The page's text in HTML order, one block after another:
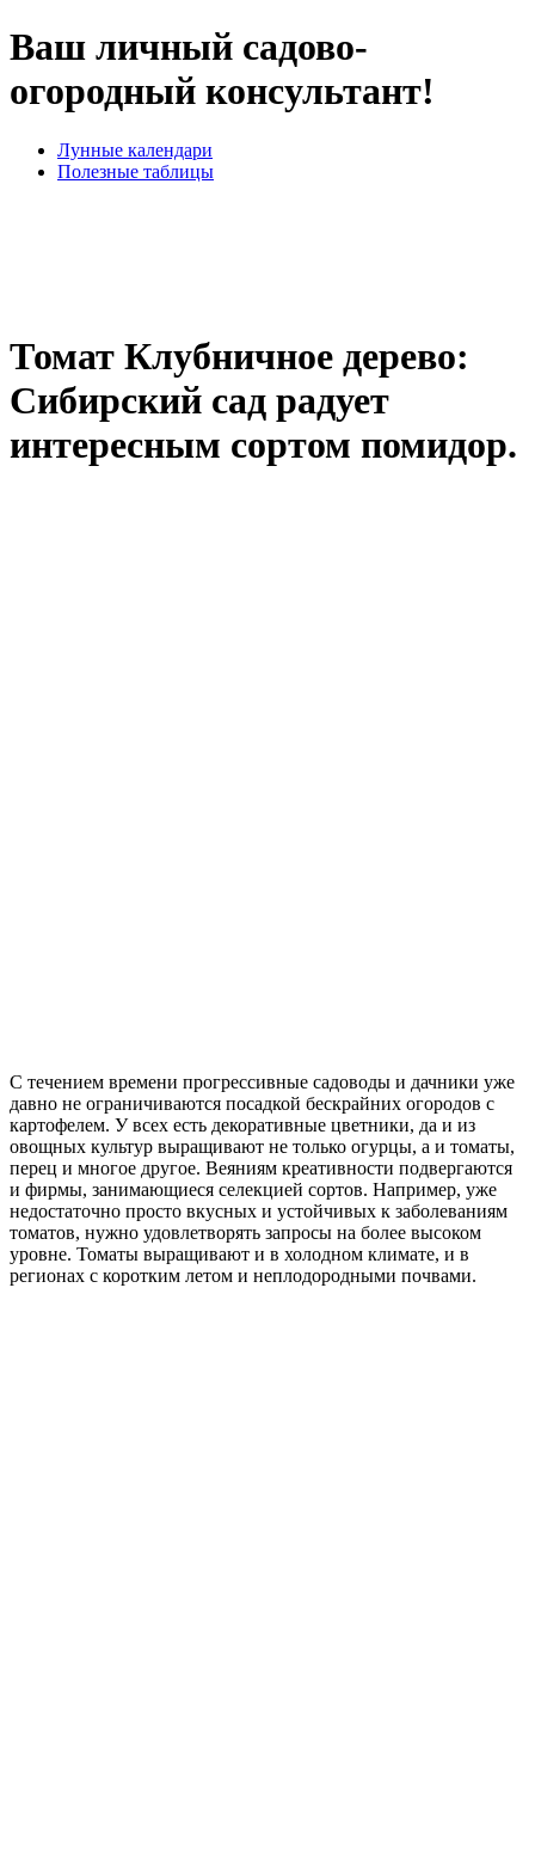
Ваш личный садово-
огородный консультант!
Лунные календари
Полезные таблицы
Томат Клубничное дерево:
Сибирский сад радует
интересным сортом помидор.
С течением времени прогрессивные садоводы и дачники уже
давно не ограничиваются посадкой бескрайних огородов с
картофелем. У всех есть декоративные цветники, да и из
овощных культур выращивают не только огурцы, а и томаты,
перец и многое другое. Веяниям креативности подвергаются
и фирмы, занимающиеся селекцией сортов. Например, уже
недостаточно просто вкусных и устойчивых к заболеваниям
томатов, нужно удовлетворять запросы на более высоком
уровне. Томаты выращивают и в холодном климате, и в
регионах с коротким летом и неплодородными почвами.